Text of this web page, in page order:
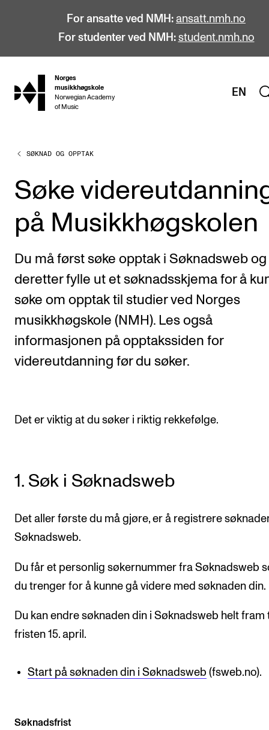
For ansatte ved NMH: ansatt.nmh.no
For studenter ved NMH: student.nmh.no
hjem
Norges
musikkhøgskole
Norwegian Academy
of Music
EN
STUDIER
Alle studier
Bachelor
Master
Årsstudium og videreutdanning
Etterutdanning og kurs
STUDENTLIV
Fagmiljøer
CERM
NordART
Prosjekter
Publikasjoner
Utveksling
Samarbeidsprosjekter
SØKNAD OG OPPTAK
Søke
på Musikkhøgskolen
Du må først søke opptak i Søknadsweb og
deretter fylle ut et søknadsskjema for å
søke om opptak til studier ved Norges
musikkhøgskole (NMH). Les også
informasjonen på opptakssiden for
videreutdanning før du søker.
Det er viktig at du søker i riktig rekkefølge.
1. Søk i Søknadsweb
Det aller første du må gjøre, er å registrere
Søknadsweb.
Du får et personlig søkernummer fra Søknadsweb
du trenger for å kunne gå videre med søknaden din.
Du kan endre søknaden din i Søknadsweb helt fram
fristen 15. april.
Start på søknaden din i Søknadsweb (fsweb.no).
Søknadsfrist